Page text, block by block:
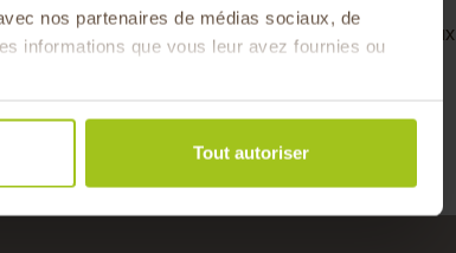
nos partenaires de médias sociaux, de
informations que vous leur avez fournies ou
Tout autoriser
le plein chaque semaine de bons produits locaux
& de saison !